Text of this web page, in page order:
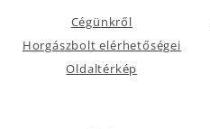
Cégünkről
Horgászbolt elérhetőségei
Oldaltérkép